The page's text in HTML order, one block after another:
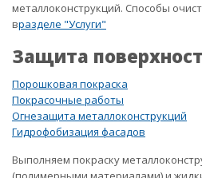
металлоконструкций. Способы
вразделе "Услуги"
Защита
Порошковая покраска
Покрасочные работы
Огнезащита металлоконструкций
Гидрофобизация фасадов
Выполняем покраску